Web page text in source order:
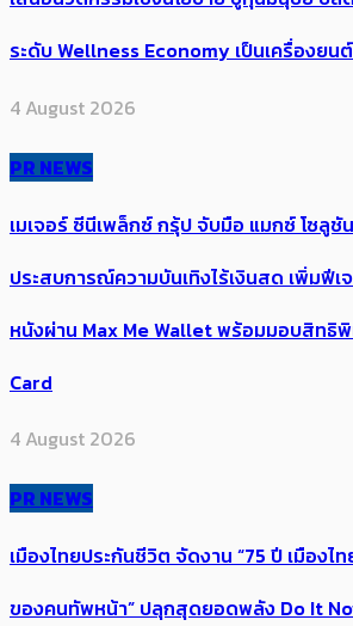
ระดับ Wellness Economy เป็นเครื่องยน
4 August 2026
PR NEWS
เมเจอร์ ซีนีเพล็กซ์ กรุ้ป จับมือ แมกซ์ โซลูชั
ประสบการณ์ความบันเทิงไร้เงินสด เพิ่มฟีเ
หนังผ่าน Max Me Wallet พร้อมมอบสิทธิ
Card
4 August 2026
PR NEWS
เมืองไทยประกันชีวิต จัดงาน “75 ปี เมืองไ
ของคนทัพหน้า” ปลุกสุดยอดพลัง Do It